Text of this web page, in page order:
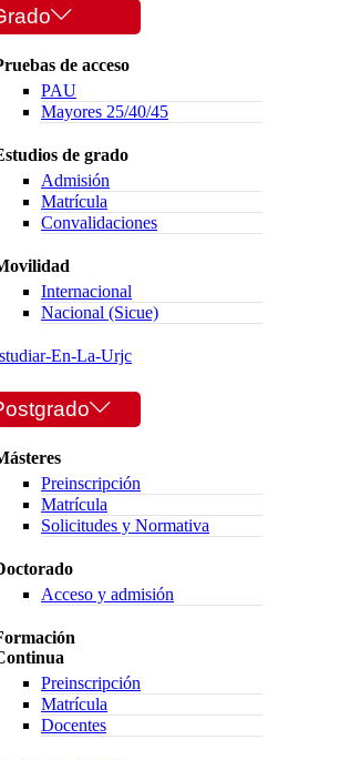
de acceso
PAU
Mayores 25/40/45
de grado
Admisión
Matrícula
Convalidaciones
Internacional
Nacional (Sicue)
En-La-Urjc
Preinscripción
Matrícula
Solicitudes y Normativa
Acceso y admisión
Preinscripción
Matrícula
Docentes